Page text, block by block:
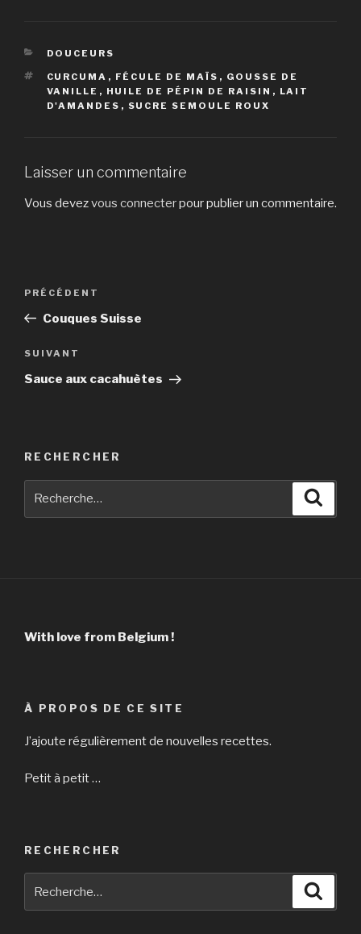
CATÉGORIES
DOUCEURS
ÉTIQUETTES
CURCUMA , FÉCULE DE MAÏS , GOUSSE DE
VANILLE , HUILE DE PÉPIN DE RAISIN , LAIT
D'AMANDES , SUCRE SEMOULE ROUX
Laisser un commentaire
Vous devezvous connecterpour publier un commentaire.
Navigation
l’article
Article
précédent
PRÉCÉDENT
Couques Suisse
Article
suivant
SUIVANT
Sauce aux cacahuètes
RECHERCHER
With love from Belgium !
À PROPOS DE CE SITE
J’ajoute régulièrement de nouvelles recettes.
Petit à petit …
RECHERCHER
pour